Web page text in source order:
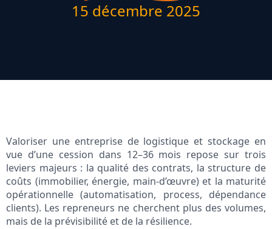
15 décembre 2025
Valoriser une entreprise de logistique et stockage en
vue d’une cession dans 12–36 mois repose sur trois
leviers majeurs : la qualité des contrats, la structure de
coûts (immobilier, énergie, main‑d’œuvre) et la maturité
opérationnelle (automatisation, process, dépendance
clients). Les repreneurs ne cherchent plus des volumes,
mais de la prévisibilité et de la résilience.